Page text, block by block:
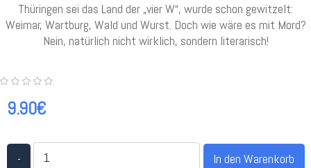
Thüringen sei das Land der „vier W“, wurde schon gewitzelt:
Weimar, Wartburg, Wald und Wurst. Doch wie wäre es mit Mord?
Nein, natürlich nicht wirklich, sondern literarisch!
9.90€
-